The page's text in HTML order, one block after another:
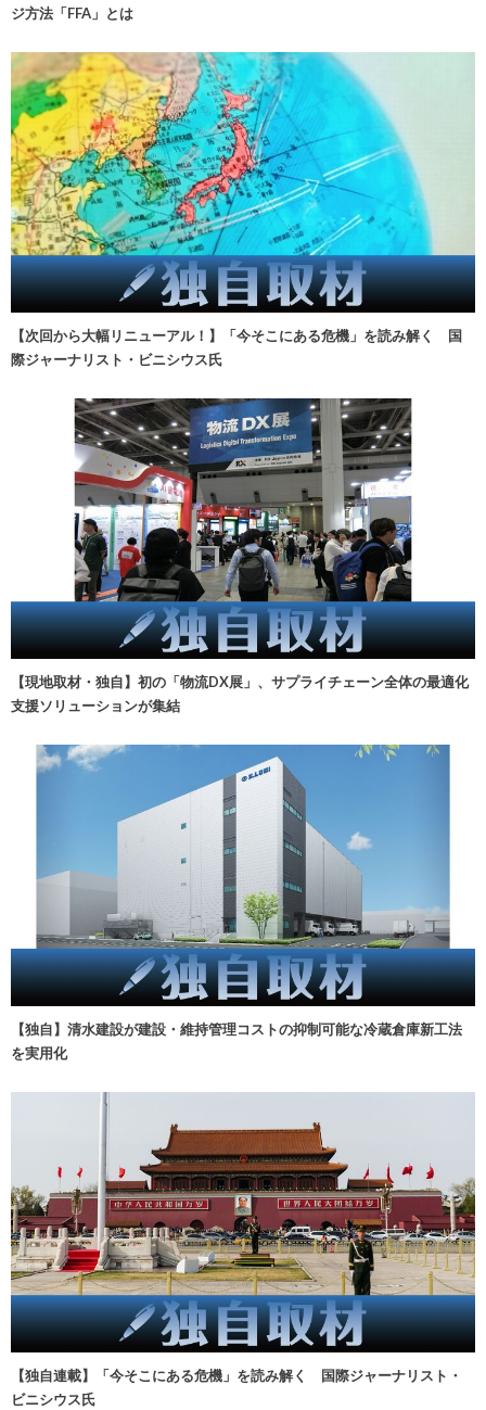
ジ方法「FFA」とは
【次回から大幅リニューアル！】「今そこにある危機」を読み解く 国
際ジャーナリスト・ビニシウス氏
【現地取材・独自】初の「物流DX展」、サプライチェーン全体の最適化
支援ソリューションが集結
【独自】清水建設が建設・維持管理コストの抑制可能な冷蔵倉庫新工法
を実用化
【独自連載】「今そこにある危機」を読み解く 国際ジャーナリスト・
ビニシウス氏